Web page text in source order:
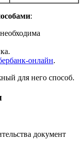
:
онлайн.
для него способ.
документ